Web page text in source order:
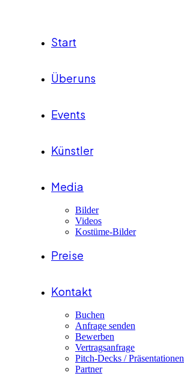
Start
Über uns
Events
Künstler
Media
Bilder
Videos
Kostüme-Bilder
Preise
Kontakt
Buchen
Anfrage senden
Bewerben
Vertragsanfrage
Pitch-Decks / Präsentationen
Partner